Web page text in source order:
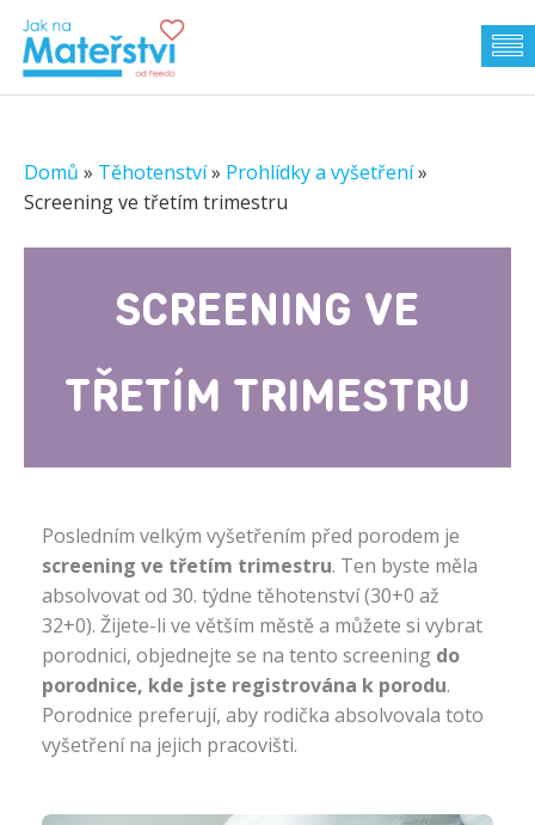
Domů » Těhotenství» Prohlídky a vyšetření»
Screening ve třetím trimestru
SCREENING VE
TŘETÍM TRIMESTRU
Posledním velkým vyšetřením před porodem je
screening ve třetím trimestru. Ten byste měla
absolvovat od 30. týdne těhotenství(30+0 až
32+0). Žijete-li ve větším městě a můžete si vybrat
porodnici, objednejte se na tento screening do
porodnice, kde jste registrována k porodu.
Porodnice preferují, aby rodička absolvovala toto
vyšetření na jejich pracovišti.